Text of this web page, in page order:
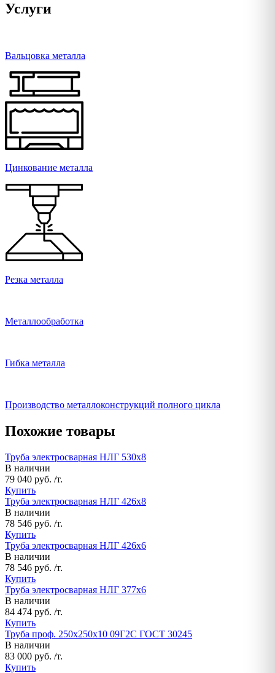
Услуги
Вальцовка металла
Цинкование металла
Резка металла
Металлообработка
Гибка металла
Производство металлоконструкций полного цикла
Похожие товары
Труба электросварная НЛГ 530х8
В наличии
79 040 руб. /т.
Купить
Труба электросварная НЛГ 426х8
В наличии
78 546 руб. /т.
Купить
Труба электросварная НЛГ 426х6
В наличии
78 546 руб. /т.
Купить
Труба электросварная НЛГ 377х6
В наличии
84 474 руб. /т.
Купить
Труба проф. 250х250х10 09Г2С ГОСТ 30245
В наличии
83 000 руб. /т.
Купить